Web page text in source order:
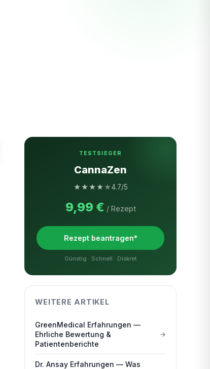
TESTSIEGER
CannaZen
★★★★ ★4.7/5
9,99 € / Rezept
Rezept beantragen*
Günstig · Schnell · Diskret
WEITERE ARTIKEL
GreenMedical Erfahrungen —
Ehrliche Bewertung &
Patientenberichte
Dr. Ansay Erfahrungen — Was